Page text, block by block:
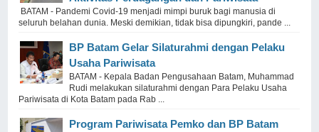
BATAM - Pandemi Covid-19 menjadi mimpi buruk bagi manusia di
seluruh belahan dunia. Meski demikian, tidak bisa dipungkiri, pande ...
BP Batam Gelar Silaturahmi dengan Pelaku
Usaha Pariwisata
BATAM - Kepala Badan Pengusahaan Batam, Muhammad
Rudi melakukan silaturahmi dengan Para Pelaku Usaha
Pariwisata di Kota Batam pada Rab ...
Program Pariwisata Pemko dan BP Batam